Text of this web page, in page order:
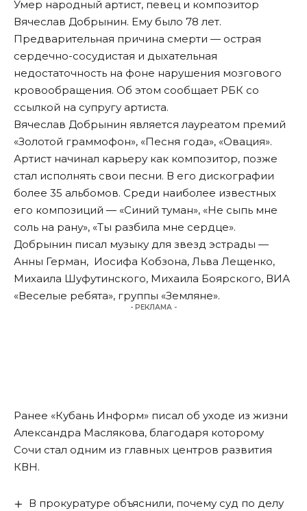
Умер народный артист, певец и композитор
Вячеслав Добрынин. Ему было 78 лет.
Предварительная причина смерти — острая
сердечно-сосудистая и дыхательная
недостаточность на фоне нарушения мозгового
кровообращения. Об этом сообщает РБК со
ссылкой на супругу артиста.
Вячеслав Добрынин является лауреатом премий
«Золотой граммофон», «Песня года», «Овация».
Артист начинал карьеру как композитор, позже
стал исполнять свои песни. В его дискографии
более 35 альбомов. Среди наиболее известных
его композиций — «Синий туман», «Не сыпь мне
соль на рану», «Ты разбила мне сердце».
Добрынин писал музыку для звезд эстрады —
Анны Герман, Иосифа Кобзона, Льва Лещенко,
Михаила Шуфутинского, Михаила Боярского, ВИА
«Веселые ребята», группы «Земляне».
- РЕКЛАМА -
Ранее «Кубань Информ» писал об уходе из жизни
Александра Маслякова, благодаря которому
Сочи стал одним из главных центров развития
КВН.
В прокуратуре объяснили, почему суд по делу